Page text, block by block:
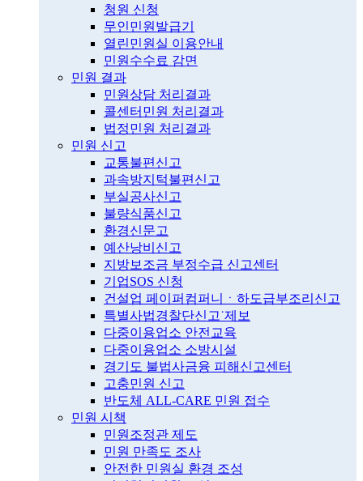
청원 신청
무인민원발급기
열린민원실 이용안내
민원수수료 감면
민원 결과
민원상담 처리결과
콜센터민원 처리결과
법정민원 처리결과
민원 신고
교통불편신고
과속방지턱불편신고
부실공사신고
불량식품신고
환경신문고
예산낭비신고
지방보조금 부정수급 신고센터
기업SOS 신청
건설업 페이퍼컴퍼니ㆍ하도급부조리신고
특별사법경찰단신고˙제보
다중이용업소 안전교육
다중이용업소 소방시설
경기도 불법사금융 피해신고센터
고충민원 신고
반도체 ALL-CARE 민원 접수
민원 시책
민원조정관 제도
민원 만족도 조사
안전한 민원실 환경 조성